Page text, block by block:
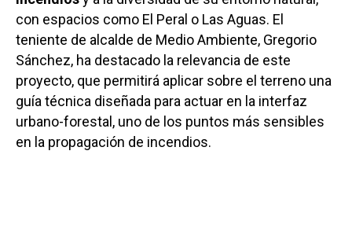
con espacios como El Peral o Las Aguas. El
teniente de alcalde de Medio Ambiente, Gregorio
Sánchez, ha destacado la relevancia de este
proyecto, que permitirá aplicar sobre el terreno una
guía técnica diseñada para actuar en la interfaz
urbano-forestal, uno de los puntos más sensibles
en la propagación de incendios.